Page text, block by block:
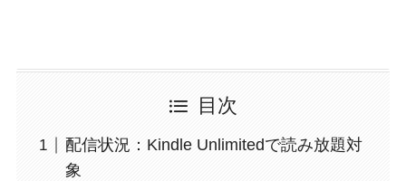
目次
配信状況：Kindle Unlimitedで読み放題対
象